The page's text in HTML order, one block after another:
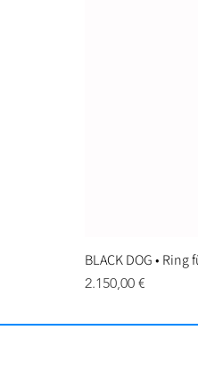
BLACK DOG •
Preis
2.150,00 €